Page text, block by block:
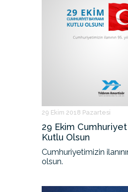
29 Ekim 2018 Pazartesi
29 Ekim Cumhuriyet
Kutlu Olsun
Cumhuriyetimizin
olsun.